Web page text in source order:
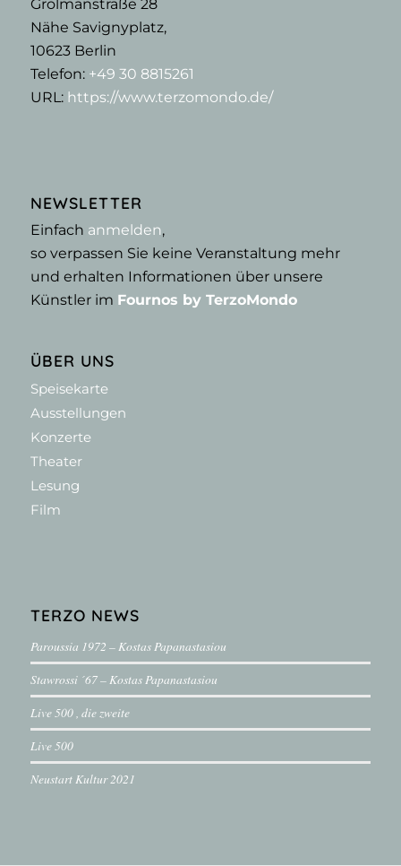
Grolmanstraße 28
Nähe Savignyplatz,
10623Berlin
Telefon: +49 30 8815261
URL: https://www.terzomondo.de/
NEWSLETTER
Einfach anmelden,
so verpassen Sie keine Veranstaltung mehr
und erhalten Informationen über unsere
Künstler im Fournos by TerzoMondo
ÜBER UNS
Speisekarte
Ausstellungen
Konzerte
Theater
Lesung
Film
TERZO NEWS
Paroussia 1972 – Kostas Papanastasiou
Stawrossi ´67 – Kostas Papanastasiou
Live 500 , die zweite
Live 500
Neustart Kultur 2021